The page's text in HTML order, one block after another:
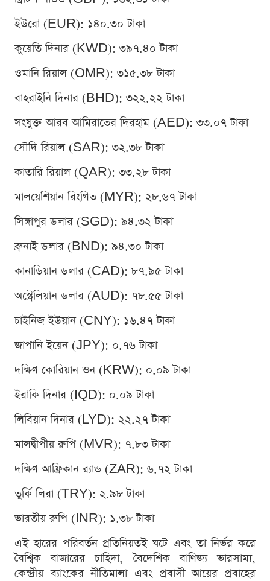
ইউরো (EUR): ১৪০.৩০ টাকা
কুয়েতি দিনার (KWD): ৩৯৭.৪০ টাকা
ওমানি রিয়াল (OMR): ৩১৫.৩৮ টাকা
বাহরাইনি দিনার (BHD): ৩২২.২২ টাকা
সংযুক্ত আরব আমিরাতের দিরহাম (AED): ৩৩.০৭ টাকা
সৌদি রিয়াল (SAR): ৩২.৩৮ টাকা
কাতারি রিয়াল (QAR): ৩৩.২৮ টাকা
মালয়েশিয়ান রিংগিত (MYR): ২৮.৬৭ টাকা
সিঙ্গাপুর ডলার (SGD): ৯৪.৩২ টাকা
ব্রুনাই ডলার (BND): ৯৪.৩০ টাকা
কানাডিয়ান ডলার (CAD): ৮৭.৯৫ টাকা
অস্ট্রেলিয়ান ডলার (AUD): ৭৮.৫৫ টাকা
চাইনিজ ইউয়ান (CNY): ১৬.৪৭ টাকা
জাপানি ইয়েন (JPY): ০.৭৬ টাকা
দক্ষিণ কোরিয়ান ওন (KRW): ০.০৯ টাকা
ইরাকি দিনার (IQD): ০.০৯ টাকা
লিবিয়ান দিনার (LYD): ২২.২৭ টাকা
মালদ্বীপীয় রুপি (MVR): ৭.৮৩ টাকা
দক্ষিণ আফ্রিকান র‍্যান্ড (ZAR): ৬.৭২ টাকা
তুর্কি লিরা (TRY): ২.৯৮ টাকা
ভারতীয় রুপি (INR): ১.৩৮ টাকা
এই হারের পরিবর্তন প্রতিনিয়তই ঘটে এবং তা নির্ভর করে
বৈশ্বিক বাজারের চাহিদা, বৈদেশিক বাণিজ্য ভারসাম্য,
কেন্দ্রীয় ব্যাংকের নীতিমালা এবং প্রবাসী আয়ের প্রবাহের